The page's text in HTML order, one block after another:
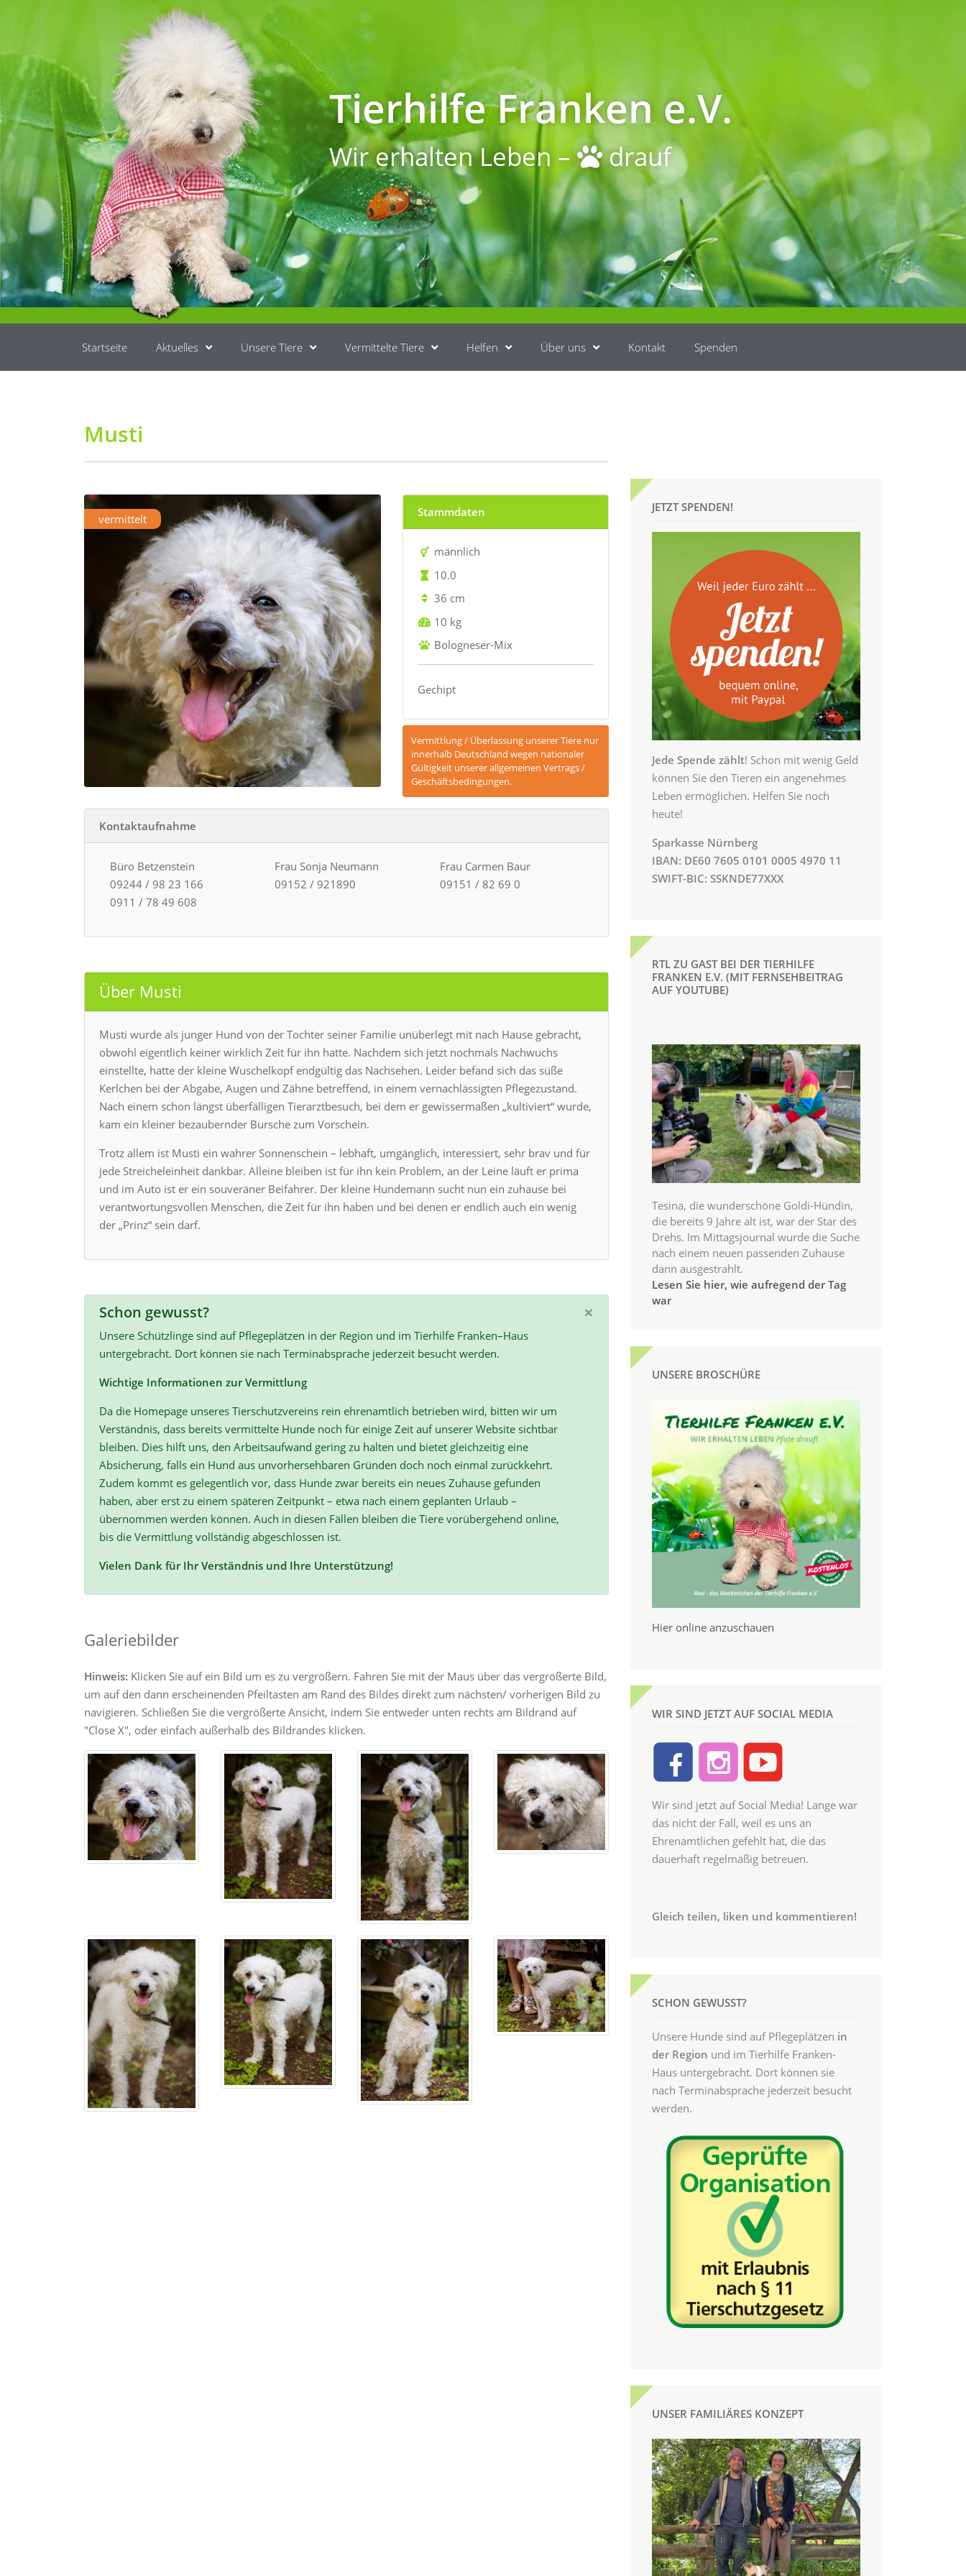
Tierhilfe Franken e.V.
Wir erhalten Leben – drauf
Startseite Aktuelles Unsere Tiere Vermittelte Tiere Helfen Über uns Kontakt Spenden
Musti
vermittelt Stammdaten
männlich
10.0
36 cm
10 kg
Bologneser-Mix
Gechipt
Vermittlung / Überlassung unserer Tiere nur
innerhalb Deutschland wegen nationaler
Gültigkeit unserer allgemeinen Vertrags /
Geschäftsbedingungen.
Kontaktaufnahme
Büro Betzenstein
09244 / 98 23 166
0911 / 78 49 608
Frau Sonja Neumann
09152 / 921890
Frau Carmen Baur
09151 / 82 69 0
Über Musti
Musti wurde als junger Hund von der Tochter seiner Familie unüberlegt mit nach Hause gebracht,
obwohl eigentlich keiner wirklich Zeit für ihn hatte. Nachdem sich jetzt nochmals Nachwuchs
einstellte, hatte der kleine Wuschelkopf endgültig das Nachsehen. Leider befand sich das süße
Kerlchen bei der Abgabe, Augen und Zähne betreffend, in einem vernachlässigten Pflegezustand.
Nach einem schon längst überfälligen Tierarztbesuch, bei dem er gewissermaßen „kultiviert“ wurde,
kam ein kleiner bezaubernder Bursche zum Vorschein.
Trotz allem ist Musti ein wahrer Sonnenschein – lebhaft, umgänglich, interessiert, sehr brav und für
jede Streicheleinheit dankbar. Alleine bleiben ist für ihn kein Problem, an der Leine läuft er prima
und im Auto ist er ein souveräner Beifahrer. Der kleine Hundemann sucht nun ein zuhause bei
verantwortungsvollen Menschen, die Zeit für ihn haben und bei denen er endlich auch ein wenig
der „Prinz“ sein darf.
×
Schon gewusst?
Unsere Schützlinge sind auf Pflegeplätzen in der Region und im Tierhilfe Franken–Haus
untergebracht. Dort können sie nach Terminabsprache jederzeit besucht werden.
Wichtige Informationen zur Vermittlung
Da die Homepage unseres Tierschutzvereins rein ehrenamtlich betrieben wird, bitten wir um
Verständnis, dass bereits vermittelte Hunde noch für einige Zeit auf unserer Website sichtbar
bleiben. Dies hilft uns, den Arbeitsaufwand gering zu halten und bietet gleichzeitig eine
Absicherung, falls ein Hund aus unvorhersehbaren Gründen doch noch einmal zurückkehrt.
Zudem kommt es gelegentlich vor, dass Hunde zwar bereits ein neues Zuhause gefunden
haben, aber erst zu einem späteren Zeitpunkt – etwa nach einem geplanten Urlaub –
übernommen werden können. Auch in diesen Fällen bleiben die Tiere vorübergehend online,
bis die Vermittlung vollständig abgeschlossen ist.
Vielen Dank für Ihr Verständnis und Ihre Unterstützung!
Galeriebilder
Hinweis: Klicken Sie auf ein Bild um es zu vergrößern. Fahren Sie mit der Maus über das vergrößerte Bild,
um auf den dann erscheinenden Pfeiltasten am Rand des Bildes direkt zum nächsten/ vorherigen Bild zu
navigieren. Schließen Sie die vergrößerte Ansicht, indem Sie entweder unten rechts am Bildrand auf
"Close X", oder einfach außerhalb des Bildrandes klicken.
JETZT SPENDEN!
Jede Spende zählt! Schon mit wenig Geld
können Sie den Tieren ein angenehmes
Leben ermöglichen. Helfen Sie noch
heute!
Sparkasse Nürnberg
IBAN: DE60 7605 0101 0005 4970 11
SWIFT-BIC: SSKNDE77XXX
RTL ZU GAST BEI DER TIERHILFE
FRANKEN E.V. (MIT FERNSEHBEITRAG
AUF YOUTUBE)
Tesina, die wunderschöne Goldi-Hündin,
die bereits 9 Jahre alt ist, war der Star des
Drehs. Im Mittagsjournal wurde die Suche
nach einem neuen passenden Zuhause
dann ausgestrahlt.
Lesen Sie hier, wie aufregend der Tag
war
UNSERE BROSCHÜRE
Hier online anzuschauen
WIR SIND JETZT AUF SOCIAL MEDIA
Wir sind jetzt auf Social Media! Lange war
das nicht der Fall, weil es uns an
Ehrenamtlichen gefehlt hat, die das
dauerhaft regelmäßig betreuen.
Gleich teilen, liken und kommentieren!
SCHON GEWUSST?
Unsere Hunde sind auf Pflegeplätzen in
der Region und im Tierhilfe Franken-
Haus untergebracht. Dort können sie
nach Terminabsprache jederzeit besucht
werden.
UNSER FAMILIÄRES KONZEPT